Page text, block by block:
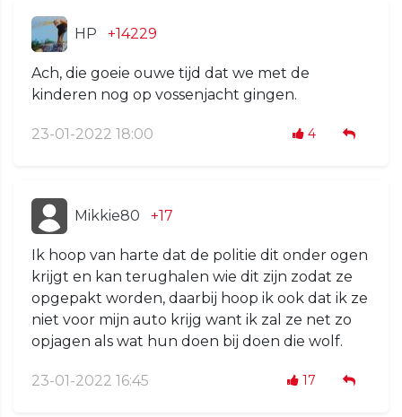
HP +14229
Ach, die goeie ouwe tijd dat we met de
kinderen nog op vossenjacht gingen.
23-01-2022 18:00 4
Mikkie80 +17
Ik hoop van harte dat de politie dit onder ogen
krijgt en kan terughalen wie dit zijn zodat ze
opgepakt worden, daarbij hoop ik ook dat ik ze
niet voor mijn auto krijg want ik zal ze net zo
opjagen als wat hun doen bij doen die wolf.
23-01-2022 16:45 17